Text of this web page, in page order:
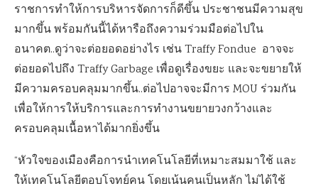
ราชการทำให้การบริหารจัดการก็ดีขึ้น ประชาชนมีความสุข
มากขึ้น พร้อมกันนี้ได้หารือถึงความร่วมมือต่อไปใน
อนาคต..ดูว่าจะต่อยอดอย่างไร เช่น Traffy Fondue อาจจะ
ต่อยอดไปถึง Traffy Garbage เพื่อดูเรื่องขยะ และจะขยายให้
มีความครอบคลุมมากขึ้น..ต่อไปอาจจะมีการ MOU ร่วมกัน
เพื่อให้การให้บริการและการทำงานขยายวงกว้างและ
ครอบคลุมเนื้อหาได้มากยิ่งขึ้น
“หัวใจของเมืองคือการนำเทคโนโลยีที่เหมาะสมมาใช้ และ
ให้เทคโนโลยีตอบโจทย์คน โดยเน้นคนเป็นหลัก ไม่ได้ใช้